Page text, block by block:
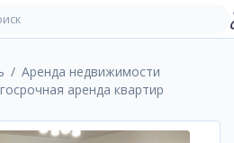
Аренда недвижимости
аренда квартир